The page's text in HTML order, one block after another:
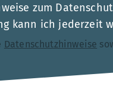
zum
kann ich jederzeit
Datenschutzhinweise